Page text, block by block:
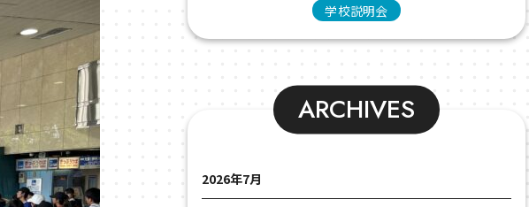
学校説明会
ARCHIVES
2026年7月